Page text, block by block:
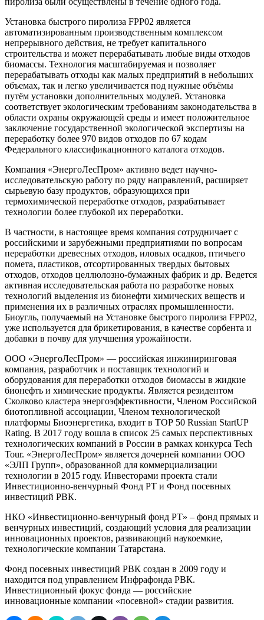
Установка быстрого пиролиза FPP02 является
автоматизированным производственным комплексом
непрерывного действия, не требует капитального
строительства и может перерабатывать любые виды отходов
биомассы. Технология масштабируемая и позволяет
перерабатывать отходы как малых предприятий в небольших
объемах, так и легко увеличивается под нужные объёмы
путём установки дополнительных модулей. Установка
соответствует экологическим требованиям законодательства в
области охраны окружающей среды и имеет положительное
заключение государственной экологической экспертизы на
переработку более 970 видов отходов по 67 кодам
Федерального классификационного каталога отходов.
Компания «ЭнергоЛесПром» активно ведет научно-
исследовательскую работу по ряду направлений, расширяет
сырьевую базу продуктов, образующихся при
термохимической переработке отходов, разрабатывает
технологии более глубокой их переработки.
В частности, в настоящее время компания сотрудничает с
российскими и зарубежными предприятиями по вопросам
переработки древесных отходов, иловых осадков, птичьего
помета, пластиков, отсортированных твердых бытовых
отходов, отходов целлюлозно-бумажных фабрик и др. Ведется
активная исследовательская работа по разработке новых
технологий выделения из бионефти химических веществ и
применения их в различных отраслях промышленности.
Биоугль, получаемый на Установке быстрого пиролиза FPP02,
уже используется для брикетирования, в качестве сорбента и
добавки в почву для улучшения урожайности.
ООО «ЭнергоЛесПром» — российская инжиниринговая
компания, разработчик и поставщик технологий и
оборудования для переработки отходов биомассы в жидкие
бионефть и химические продукты. Является резидентом
Сколково кластера энергоэффективности, Членом Российской
биотопливной ассоциации, Членом технологической
платформы Биоэнергетика, входит в ТОР 50 Russian StartUP
Rating. В 2017 году вошла в список 25 самых перспективных
технологических компаний в России в рамках конкурса Tech
Tour. «ЭнергоЛесПром» является дочерней компании ООО
«ЭЛП Групп», образованной для коммерциализации
технологии в 2015 году. Инвесторами проекта стали
Инвестиционно-венчурный Фонд РТ и Фонд посевных
инвестиций РВК.
НКО «Инвестиционно-венчурный фонд РТ» – фонд прямых и
венчурных инвестиций, создающий условия для реализации
инновационных проектов, развивающий наукоемкие,
технологические компании Татарстана.
Фонд посевных инвестиций РВК создан в 2009 году и
находится под управлением Инфрафонда РВК.
Инвестиционный фокус фонда — российские
инновационные компании «посевной» стадии развития.